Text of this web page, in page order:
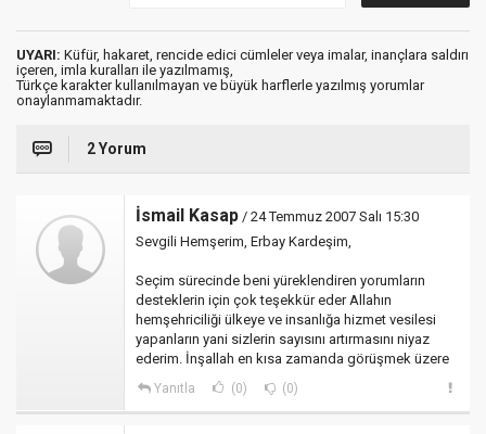
UYARI: Küfür, hakaret, rencide edici cümleler veya imalar, inançlara saldırı
içeren, imla kuralları ile yazılmamış,
Türkçe karakter kullanılmayan ve büyük harflerle yazılmış yorumlar
onaylanmamaktadır.
2 Yorum
İsmail Kasap / 24 Temmuz 2007 Salı 15:30
Sevgili Hemşerim, Erbay Kardeşim,
Seçim sürecinde beni yüreklendiren yorumların
desteklerin için çok teşekkür eder Allahın
hemşehriciliği ülkeye ve insanlığa hizmet vesilesi
yapanların yani sizlerin sayısını artırmasını niyaz
ederim. İnşallah en kısa zamanda görüşmek üzere
Yanıtla (0) (0)